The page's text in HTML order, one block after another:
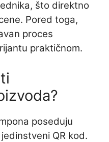
što direktno
Pored toga,
proces
praktičnom.
poseduju
QR kod.